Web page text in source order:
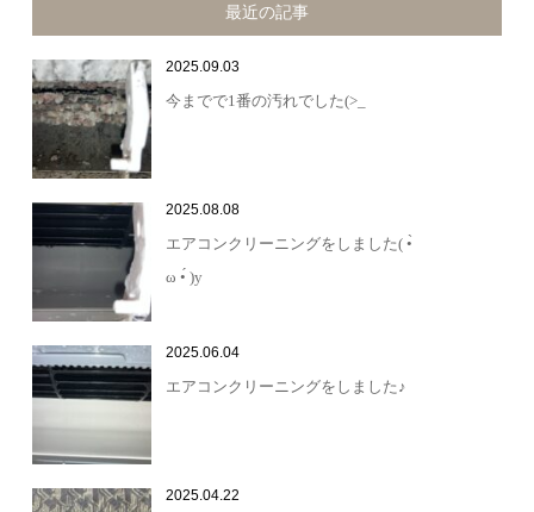
最近の記事
2025.09.03
今までで1番の汚れでした(>_
2025.08.08
エアコンクリーニングをしました( •̀
ω •́ )y
2025.06.04
エアコンクリーニングをしました♪
2025.04.22